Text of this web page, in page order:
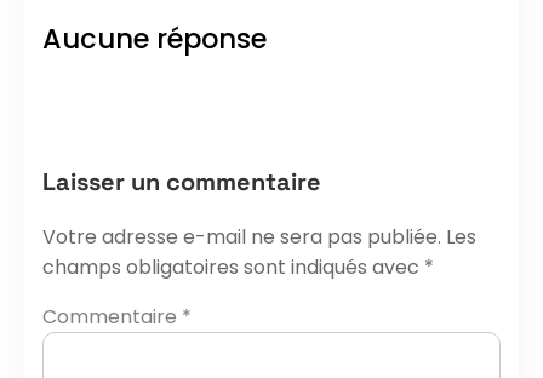
Aucune réponse
Laisser un commentaire
Votre adresse e-mail ne sera pas publiée. Les
champs obligatoires sont indiqués avec *
Commentaire *